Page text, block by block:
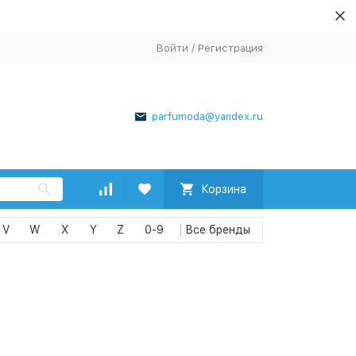
Войти / Регистрация
parfumoda@yandex.ru
Корзина
V W X Y Z 0-9